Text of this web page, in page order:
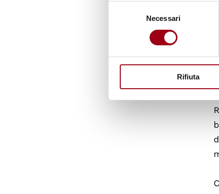
Necessari
Rifiuta